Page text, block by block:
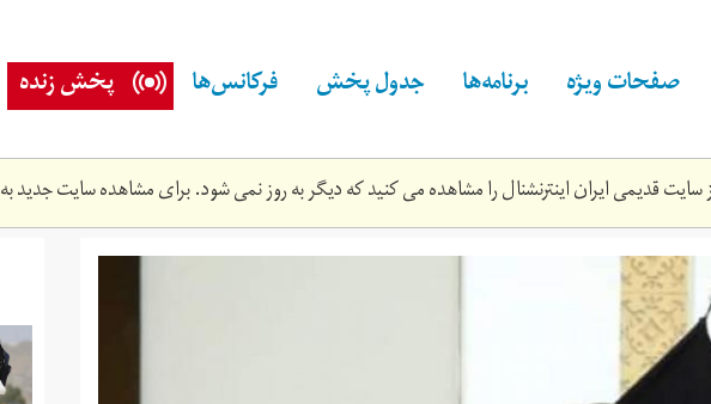
صفحات ویژه برنامه‌ها جدول پخش فرکانس‌ها پخش زنده
قدیمی ایران اینترنشنال را مشاهده می کنید که دیگر به روز نمی شود. برای مشاهده سایت جدید به